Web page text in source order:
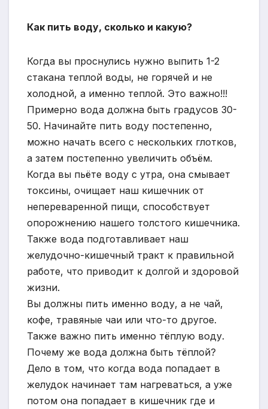
Как пить воду, сколько и какую?
Когда вы проснулись нужно выпить 1-2
стакана теплой воды, не горячей и не
холодной, а именно теплой. Это важно!!!
Примерно вода должна быть градусов 30-
50. Начинайте пить воду постепенно,
можно начать всего с нескольких глотков,
а затем постепенно увеличить объём.
Когда вы пьёте воду с утра, она смывает
токсины, очищает наш кишечник от
непереваренной пищи, способствует
опорожнению нашего толстого кишечника.
Также вода подготавливает наш
желудочно-кишечный тракт к правильной
работе, что приводит к долгой и здоровой
жизни.
Вы должны пить именно воду, а не чай,
кофе, травяные чаи или что-то другое.
Также важно пить именно тёплую воду.
Почему же вода должна быть тёплой?
Дело в том, что когда вода попадает в
желудок начинает там нагреваться, а уже
потом она попадает в кишечник где и